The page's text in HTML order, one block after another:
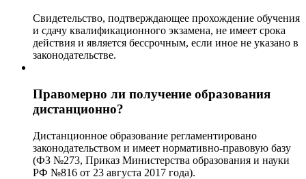
Свидетельство, подтверждающее прохождение обучения
и сдачу квалификационного экзамена, не имеет срока
действия и является бессрочным, если иное не указано в
законодательстве.
Правомерно ли получение образования
дистанционно?
Дистанционное образование регламентировано
законодательством и имеет нормативно-правовую базу
(ФЗ №273, Приказ Министерства образования и науки
РФ №816 от 23 августа 2017 года).